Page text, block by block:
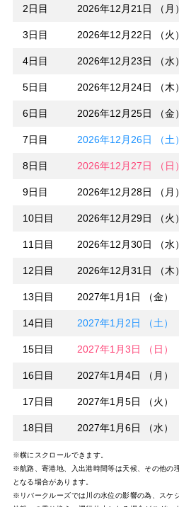
2日目 2026年12月21日 （月）
3日目 2026年12月22日 （火）
4日目 2026年12月23日 （水）
5日目 2026年12月24日 （木）
6日目 2026年12月25日 （金）
7日目 2026年12月26日 （土）
8日目 2026年12月27日 （日）
9日目 2026年12月28日 （月）
10日目 2026年12月29日 （火）
11日目 2026年12月30日 （水）
12日目 2026年12月31日 （木）
13日目 2027年1月1日 （金）
14日目 2027年1月2日 （土）
15日目 2027年1月3日 （日）
16日目 2027年1月4日 （月）
17日目 2027年1月5日 （火）
18日目 2027年1月6日 （水）
※横にスクロールできます。
※航路、寄港地、入出港時間等は天候、その他の
となる場合があります。
※リバークルーズでは川の水位の影響の為、スケ